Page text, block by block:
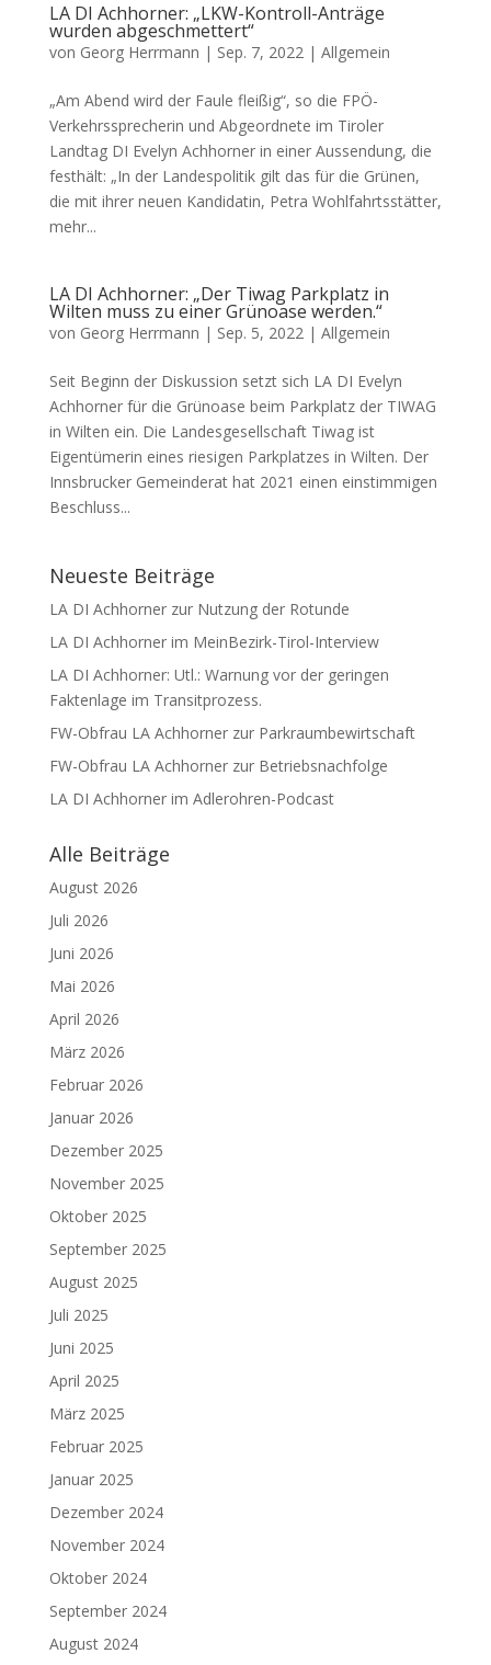
LA DI Achhorner: „LKW-Kontroll-Anträge
wurden abgeschmettert“
von Georg Herrmann | Sep. 7, 2022| Allgemein
„Am Abend wird der Faule fleißig“, so die FPÖ-
Verkehrssprecherin und Abgeordnete im Tiroler
Landtag DI Evelyn Achhorner in einer Aussendung, die
festhält: „In der Landespolitik gilt das für die Grünen,
die mit ihrer neuen Kandidatin, Petra Wohlfahrtsstätter,
mehr...
LA DI Achhorner: „Der Tiwag Parkplatz in
Wilten muss zu einer Grünoase werden.“
von Georg Herrmann | Sep. 5, 2022| Allgemein
Seit Beginn der Diskussion setzt sich LA DI Evelyn
Achhorner für die Grünoase beim Parkplatz der TIWAG
in Wilten ein. Die Landesgesellschaft Tiwag ist
Eigentümerin eines riesigen Parkplatzes in Wilten. Der
Innsbrucker Gemeinderat hat 2021 einen einstimmigen
Beschluss...
Neueste Beiträge
LA DI Achhorner zur Nutzung der Rotunde
LA DI Achhorner im MeinBezirk-Tirol-Interview
LA DI Achhorner: Utl.: Warnung vor der geringen
Faktenlage im Transitprozess.
FW-Obfrau LA Achhorner zur Parkraumbewirtschaft
FW-Obfrau LA Achhorner zur Betriebsnachfolge
LA DI Achhorner im Adlerohren-Podcast
Alle Beiträge
August 2026
Juli 2026
Juni 2026
Mai 2026
April 2026
März 2026
Februar 2026
Januar 2026
Dezember 2025
November 2025
Oktober 2025
September 2025
August 2025
Juli 2025
Juni 2025
April 2025
März 2025
Februar 2025
Januar 2025
Dezember 2024
November 2024
Oktober 2024
September 2024
August 2024